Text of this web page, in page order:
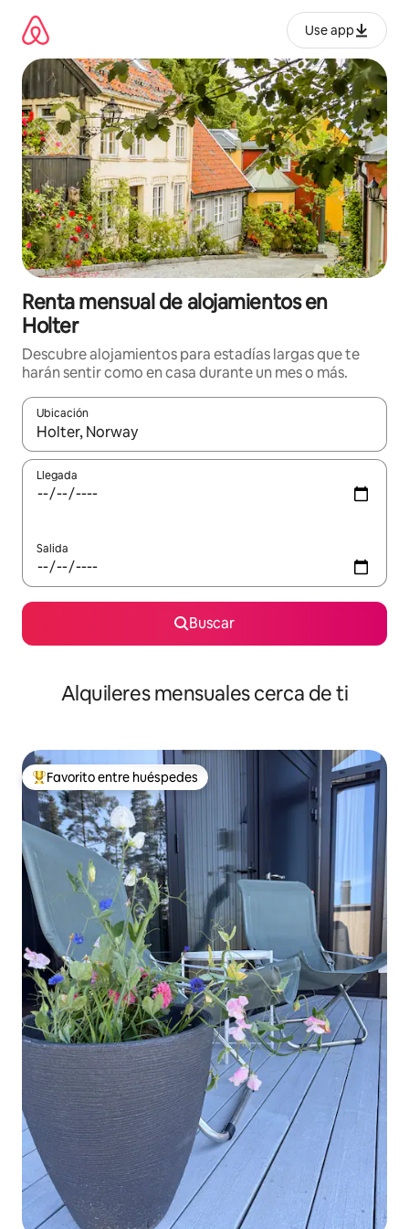
contenido
Use app
Renta mensual de alojamientos en
Holter
Descubre alojamientos para estadías largas que te
harán sentir como en casa durante un mes o más.
Ubicación
Cuando los resultados estén disponibles, navega con las
Llegada
Salida
Buscar
Alquileres mensuales cerca de ti
Favorito entre huéspedes preferido
Favorito entre huéspedes